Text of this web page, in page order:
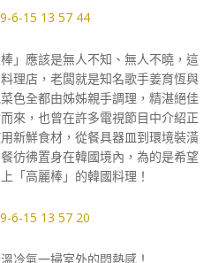
」應該是無人不知、無人不曉，這
理店，老闆就是知名歌手姜育恆與
色全都由姊姊親手調理，精湛絕佳
來，也曾在許多電視節目中介紹正
新鮮食材，從餐具器皿到環境裝潢
彷彿置身在韓國境內，為的是希望
「高麗棒」的韓國料理！
冷氣一掃室外的悶熱感！